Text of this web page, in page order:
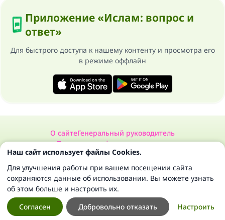
Приложение «Ислам: вопрос и
ответ»
Для быстрого доступа к нашему контенту и просмотра его
в режиме оффлайн
О сайтеГенеральный руководитель
Политика конфиденциальности
Сайт «Ислам: вопрос и ответ». Все права защищены 1997-2025 ©
Наш сайт использует файлы Cookies.
Для улучшения работы при вашем посещении сайта
сохраняются данные об использовании. Вы можете узнать
об этом больше и настроить их.
Настроить
Добровольно отказать
Согласен